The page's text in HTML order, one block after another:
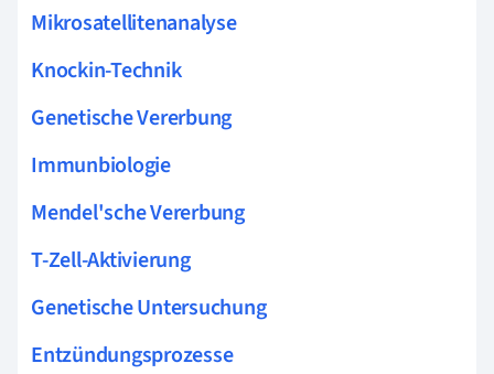
Mikrosatellitenanalyse
Knockin-Technik
Genetische Vererbung
Immunbiologie
Mendel'sche Vererbung
T-Zell-Aktivierung
Genetische Untersuchung
Entzündungsprozesse